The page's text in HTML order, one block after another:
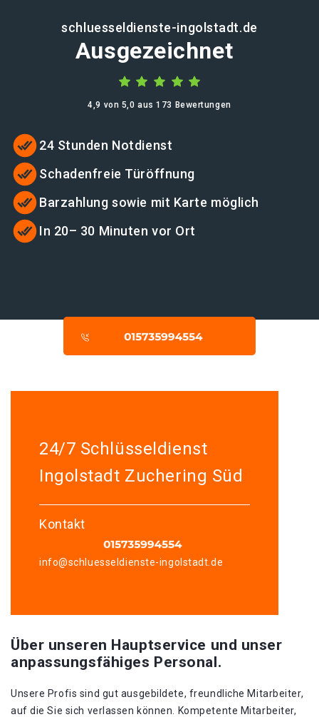
schluesseldienste-ingolstadt.de
Ausgezeichnet
4,9 von 5,0 aus 173 Bewertungen
24 Stunden Notdienst
Schadenfreie Türöffnung
Barzahlung sowie mit Karte möglich
In 20– 30 Minuten vor Ort
24/7 Schlüsseldienst
Ingolstadt Zuchering Süd
Kontakt
info@schluesseldienste-ingolstadt.de
Über unseren Hauptservice und unser
anpassungsfähiges Personal.
Unsere Profis sind gut ausgebildete, freundliche Mitarbeiter,
auf die Sie sich verlassen können. Kompetente Mitarbeiter,